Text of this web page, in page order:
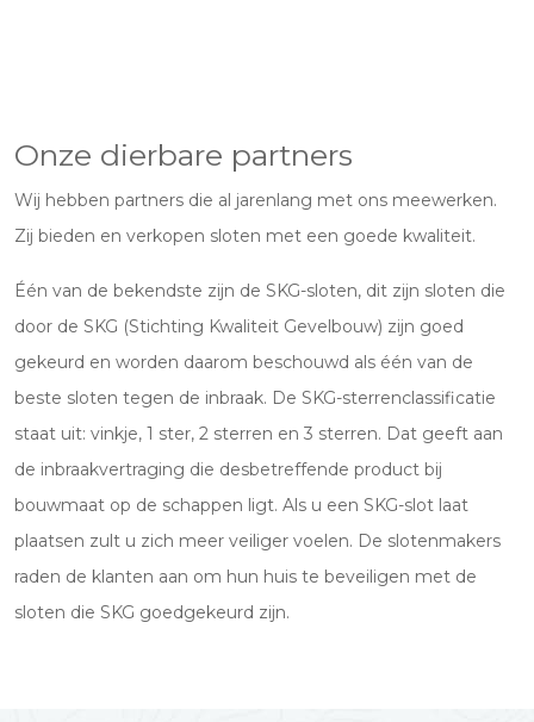
Onze dierbare partners
Wij hebben partners die al jarenlang met ons meewerken.
Zij bieden en verkopen sloten met een goede kwaliteit.
Één van de bekendste zijn de SKG-sloten, dit zijn sloten die
door de SKG (Stichting Kwaliteit Gevelbouw) zijn goed
gekeurd en worden daarom beschouwd als één van de
beste sloten tegen de inbraak. De SKG-sterrenclassificatie
staat uit: vinkje, 1 ster, 2 sterren en 3 sterren. Dat geeft aan
de inbraakvertraging die desbetreffende product bij
bouwmaat op de schappen ligt. Als u een SKG-slot laat
plaatsen zult u zich meer veiliger voelen. De slotenmakers
raden de klanten aan om hun huis te beveiligen met de
sloten die SKG goedgekeurd zijn.